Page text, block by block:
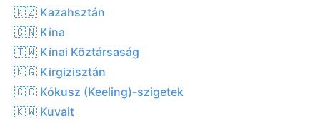
🇰🇿 Kazahsztán
🇨🇳 Kína
🇹🇼 Kínai Köztársaság
🇰🇬 Kirgizisztán
🇨🇨 Kókusz (Keeling)-szigetek
🇰🇼 Kuvait